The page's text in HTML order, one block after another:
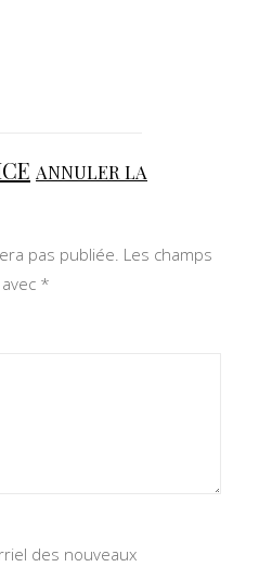
ANNULER LA
pas publiée. Les champs
*
des nouveaux